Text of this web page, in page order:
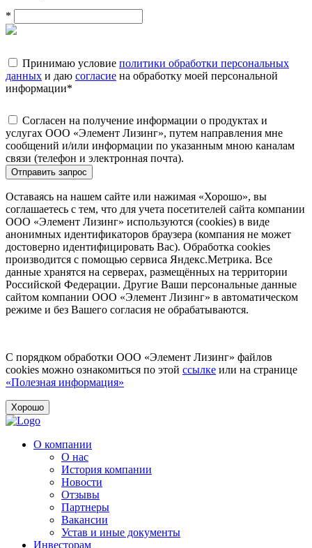
*
Принимаю условие политики обработки персональных
данных и даю согласие на обработку моей персональной
информации*
Согласен на получение информации о продуктах и
услугах ООО «Элемент Лизинг», путем направления мне
сообщений и/или информации по указанным мною каналам
связи (телефон и электронная почта).
Отправить запрос
Оставаясь на нашем сайте или нажимая «Хорошо», вы
соглашаетесь с тем, что для учета посетителей сайта компании
ООО «Элемент Лизинг» используются (cookies) в виде
анонимных идентификаторов браузера (компания не может
достоверно идентифицировать Вас). Обработка cookies
производится с помощью сервиса Яндекс.Метрика. Все
данные хранятся на серверах, размещённых на территории
Российской Федерации. Другие Ваши персональные данные
сайтом компании ООО «Элемент Лизинг» в автоматическом
режиме и без Вашего согласия не обрабатываются.
С порядком обработки ООО «Элемент Лизинг» файлов
cookies можно ознакомиться по этой ссылке или на странице
«Полезная информация»
Хорошо
О компании
О нас
История компании
Новости
Отзывы
Партнеры
Вакансии
Устав и иные документы
Инвесторам